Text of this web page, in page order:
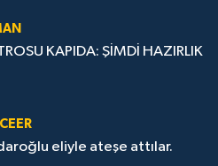
KAPIDA: ŞİMDİ HAZIRLIK
eliyle ateşe attılar.